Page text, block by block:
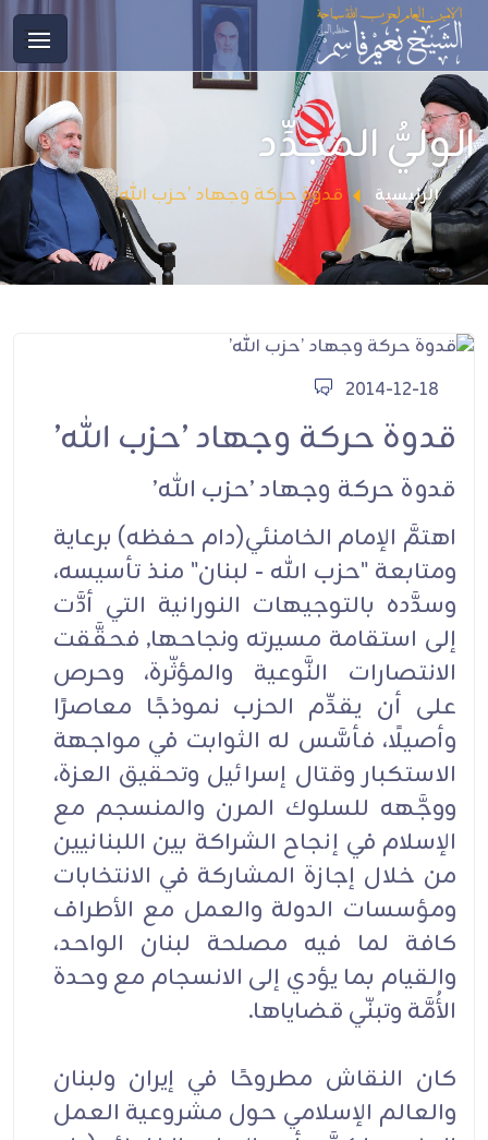
الوليُّ المجدِّد
الرئيسية قدوة حركة وجهاد ’حزب الله’
2014-12-18
قدوة حركة وجهاد ’حزب الله’
قدوة حركة وجهاد ’حزب الله’
اهتمَّ الإمام الخامنئي(دام حفظه) برعاية
ومتابعة "حزب الله - لبنان" منذ تأسيسه،
وسدَّده بالتوجيهات النورانية التي أدَّت
إلى استقامة مسيرته ونجاحها, فحقَّقت
الانتصارات النَّوعية والمؤثّرة، وحرص
على أن يقدِّم الحزب نموذجًا معاصرًا
وأصيلًا، فأسَّس له الثوابت في مواجهة
الاستكبار وقتال إسرائيل وتحقيق العزة،
ووجَّهه للسلوك المرن والمنسجم مع
الإسلام في إنجاح الشراكة بين اللبنانيين
من خلال إجازة المشاركة في الانتخابات
ومؤسسات الدولة والعمل مع الأطراف
كافة لما فيه مصلحة لبنان الواحد،
والقيام بما يؤدي إلى الانسجام مع وحدة
الأُمَّة وتبنّي قضاياها.
كان النقاش مطروحًا في إيران ولبنان
والعالم الإسلامي حول مشروعية العمل